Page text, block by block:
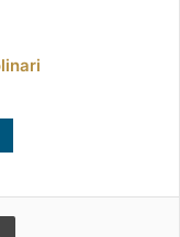
Imprimez